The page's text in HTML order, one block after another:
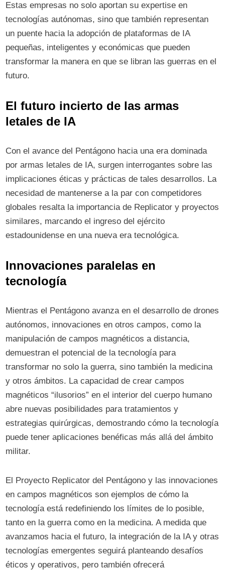
Estas empresas no solo aportan su expertise en
tecnologías autónomas, sino que también representan
un puente hacia la adopción de plataformas de IA
pequeñas, inteligentes y económicas que pueden
transformar la manera en que se libran las guerras en el
futuro.
El futuro incierto de las armas
letales de IA
Con el avance del Pentágono hacia una era dominada
por armas letales de IA, surgen interrogantes sobre las
implicaciones éticas y prácticas de tales desarrollos. La
necesidad de mantenerse a la par con competidores
globales resalta la importancia de Replicator y proyectos
similares, marcando el ingreso del ejército
estadounidense en una nueva era tecnológica.
Innovaciones paralelas en
tecnología
Mientras el Pentágono avanza en el desarrollo de drones
autónomos, innovaciones en otros campos, como la
manipulación de campos magnéticos a distancia,
demuestran el potencial de la tecnología para
transformar no solo la guerra, sino también la medicina
y otros ámbitos. La capacidad de crear campos
magnéticos “ilusorios” en el interior del cuerpo humano
abre nuevas posibilidades para tratamientos y
estrategias quirúrgicas, demostrando cómo la tecnología
puede tener aplicaciones benéficas más allá del ámbito
militar.
El Proyecto Replicator del Pentágono y las innovaciones
en campos magnéticos son ejemplos de cómo la
tecnología está redefiniendo los límites de lo posible,
tanto en la guerra como en la medicina. A medida que
avanzamos hacia el futuro, la integración de la IA y otras
tecnologías emergentes seguirá planteando desafíos
éticos y operativos, pero también ofrecerá